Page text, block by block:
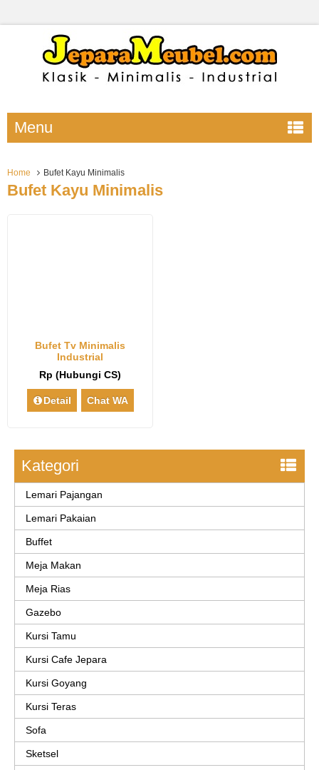
Menu
Home Bufet Kayu Minimalis
Bufet Kayu Minimalis
Bufet Tv Minimalis
Industrial
Rp (Hubungi CS)
Detail Chat WA
Kategori
Lemari Pajangan
Lemari Pakaian
Buffet
Meja Makan
Meja Rias
Gazebo
Kursi Tamu
Kursi Cafe Jepara
Kursi Goyang
Kursi Teras
Sofa
Sketsel